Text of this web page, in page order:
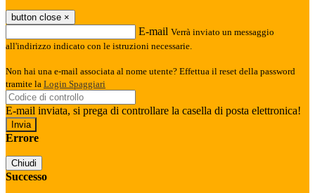
button close ×
E-mail Verrà inviato un messaggio
all'indirizzo indicato con le istruzioni necessarie.
Non hai una e-mail associata al nome utente? Effettua il reset della password
tramite la Login Spaggiari
E-mail inviata, si prega di controllare la casella di posta elettronica!
Errore
Chiudi
Successo